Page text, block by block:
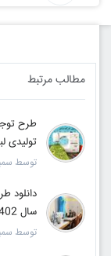
مطالب مرتبط
تولیدی
توسط
سال 1402
توسط